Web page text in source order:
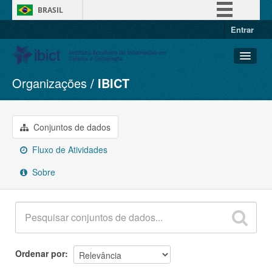
BRASIL
Entrar
Conjuntos de dados
Organizações
Grupos
Sobre
Organizações IBICT
Conjuntos de dados
Fluxo de Atividades
Sobre
Ordenar por